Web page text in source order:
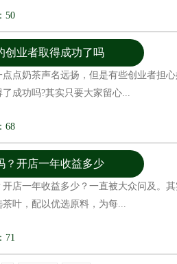
50
创业者取得成功了吗
点奶茶声名远扬，但是有些创业者担
成功吗?其实只要大家留心...
68
？开店一年收益多少
店一年收益多少？一直被大众问及。
叶，配以优选原料，为每...
71